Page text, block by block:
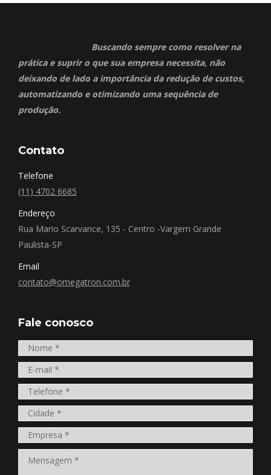
Buscando sempre como resolver na
prática e suprir o que sua empresa necessita, não
deixando de lado a importância da redução de custos,
automatizando e otimizando uma sequência de
produção.
Contato
Telefone
(11) 4702 6685
Endereço
Rua Mario Scarvance, 135 - Centro -Vargem Grande
Paulista-SP
Email
contato@omegatron.com.br
Fale conosco
Nome *
E-mail *
Telefone *
Cidade *
Empresa *
Mensagem *